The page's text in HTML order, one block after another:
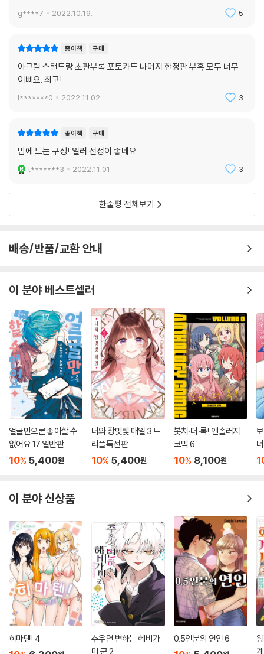
g****7 2022.10.19. 5
종이책 구매
아크릴 스탠드랑 초판부록 포토카드 나머지 한정판 부혹 모두 너무
이뻐요. 최고!
l*******0 2022.11.02. 3
종이책 구매
맘에 드는 구성! 일러 선정이 좋네요
t*******3 2022.11.01. 3
한줄평 전체보기
배송/반품/교환 안내
이 분야 베스트셀러
얼굴만으론 좋아할 수
없어요 17 일반판
10% 5,400원
너와 장밋빛 매일 3 트
리플특전판
10% 5,400원
봇치·더·록! 앤솔러지
코믹 6
10% 8,100원
이 분야 신상품
히마텐! 4
추우면 변하는 헤비가
미 군 2
0.5인분의 연인 6